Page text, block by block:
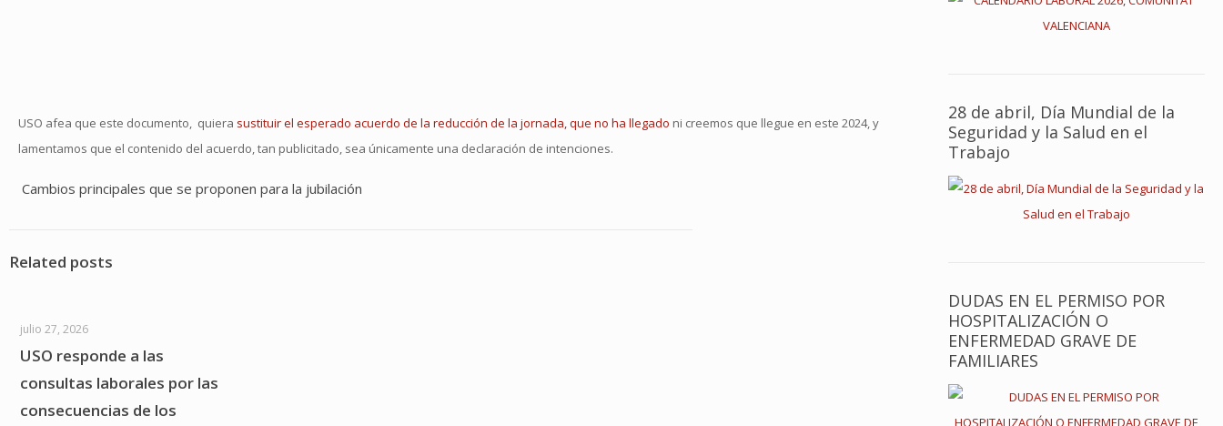
USO afea que este documento, quiera sustituir el esperado acuerdo de la reducción de la jornada, que no ha llegado ni creemos que llegue en este 2024, y
lamentamos que el contenido del acuerdo, tan publicitado, sea únicamente una declaración de intenciones.
Cambios principales que se proponen para la jubilación
Related posts
julio 27, 2026
USO responde a las
consultas laborales por las
consecuencias de los
28 de abril, Día Mundial de la
Seguridad y la Salud en el
Trabajo
DUDAS EN EL PERMISO POR
HOSPITALIZACIÓN O
ENFERMEDAD GRAVE DE
FAMILIARES